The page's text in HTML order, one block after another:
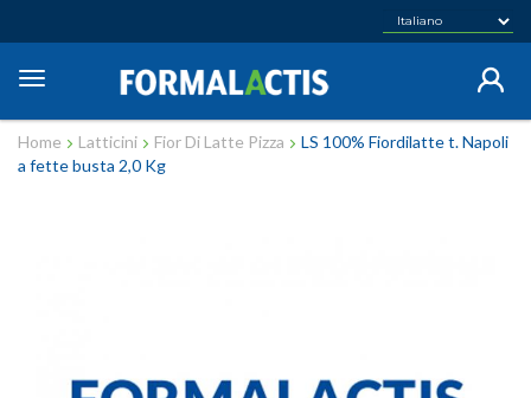
principale
Home Latticini Fior Di Latte Pizza
LS 100% Fiordilatte t. Napoli
a fette busta 2,0 Kg